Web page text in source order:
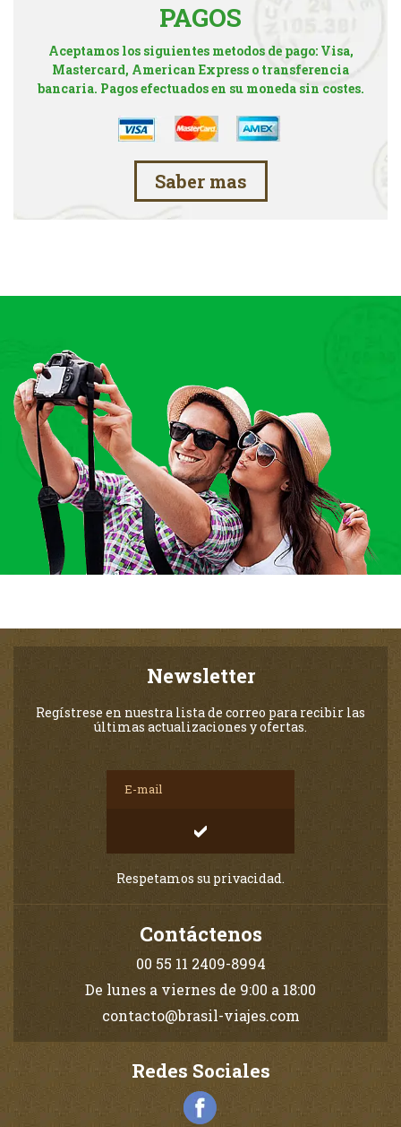
PAGOS
Aceptamos los siguientes metodos de pago: Visa,
Mastercard, American Express o transferencia
bancaria. Pagos efectuados en su moneda sin costes.
Saber mas
Newsletter
Regístrese en nuestra lista de correo para recibir las
últimas actualizaciones y ofertas.
Respetamos su privacidad.
Contáctenos
00 55 11 2409-8994
De lunes a viernes de 9:00 a 18:00
contacto@brasil-viajes.com
Redes Sociales